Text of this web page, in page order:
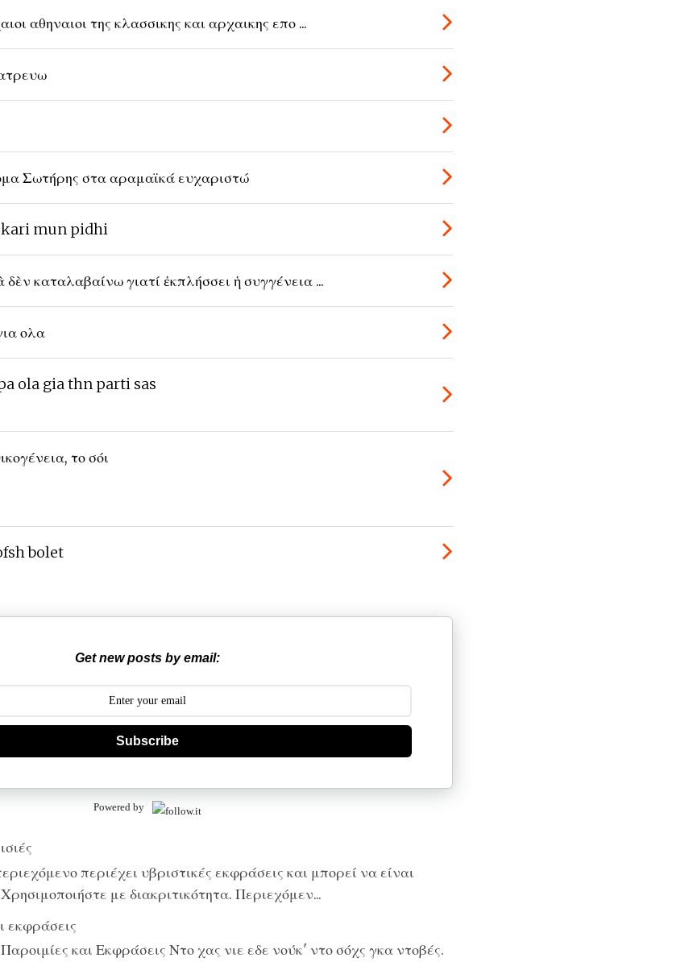
αθηναιοι της κλασσικης και αρχαικης επο ...
Σωτήρης στα αραμαϊκά ευχαριστώ
mun pidhi
δὲν καταλαβαίνω γιατί ἐκπλήσσει ἡ συγγένεια ...
ολα
ola gia thn parti sas
το σόι
bolet
Get new posts by email:
Subscribe
Powered by
περιέχει υβριστικές εκφράσεις και μπορεί να είναι
με διακριτικότητα. Περιεχόμεν...
εκφράσεις
και Εκφράσεις Ντο χας νιε εδε νούκ' ντο σόχς γκα ντοβές.